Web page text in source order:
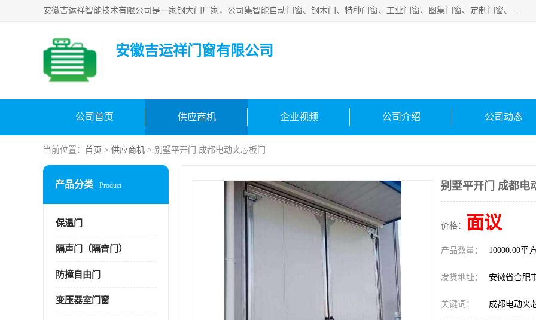
安徽吉运祥智能技术有限公司是一家钢大门厂家，公司集智能自动门窗、钢木门、特种门窗、工业门窗、图集门窗、定制门窗、非标门窗等通道产品的研发设计、制作、安装于一体的综合性、性高新技术企业。
安徽吉运祥门窗有限公司
公司首页 供应商机 企业视频 公司介绍 公司动态
当前位置： 首页 > 供应商机 > 别墅平开门 成都电动夹芯板门
产品分类 Product
保温门
隔声门（隔音门）
防撞自由门
变压器室门窗
别墅平开门 成都电
价格： 面议
产品数量： 10000.00平
发货地址： 安徽省合肥
关键词： 成都电动夹